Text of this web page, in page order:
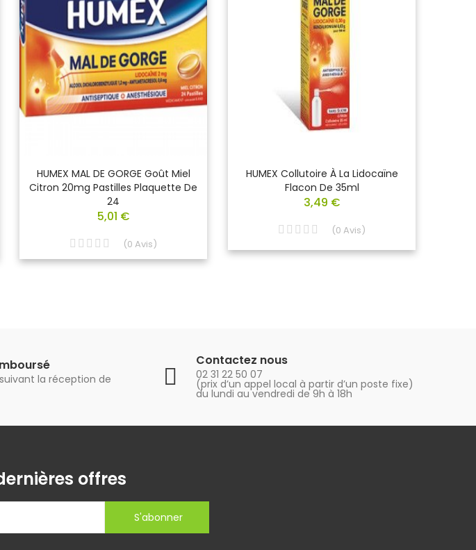
HUMEX MAL DE GORGE Goût Miel
Citron 20mg Pastilles Plaquette De
24
5,01 €
(0 Avis)
HUMEX Collutoire À La Lidocaïne
Flacon De 35ml
3,49 €
(0 Avis)
la réception de
Contactez nous
02 31 22 50 07
(prix d’un appel local à partir d’un poste fixe)
du lundi au vendredi de 9h à 18h
offres
S'abonner